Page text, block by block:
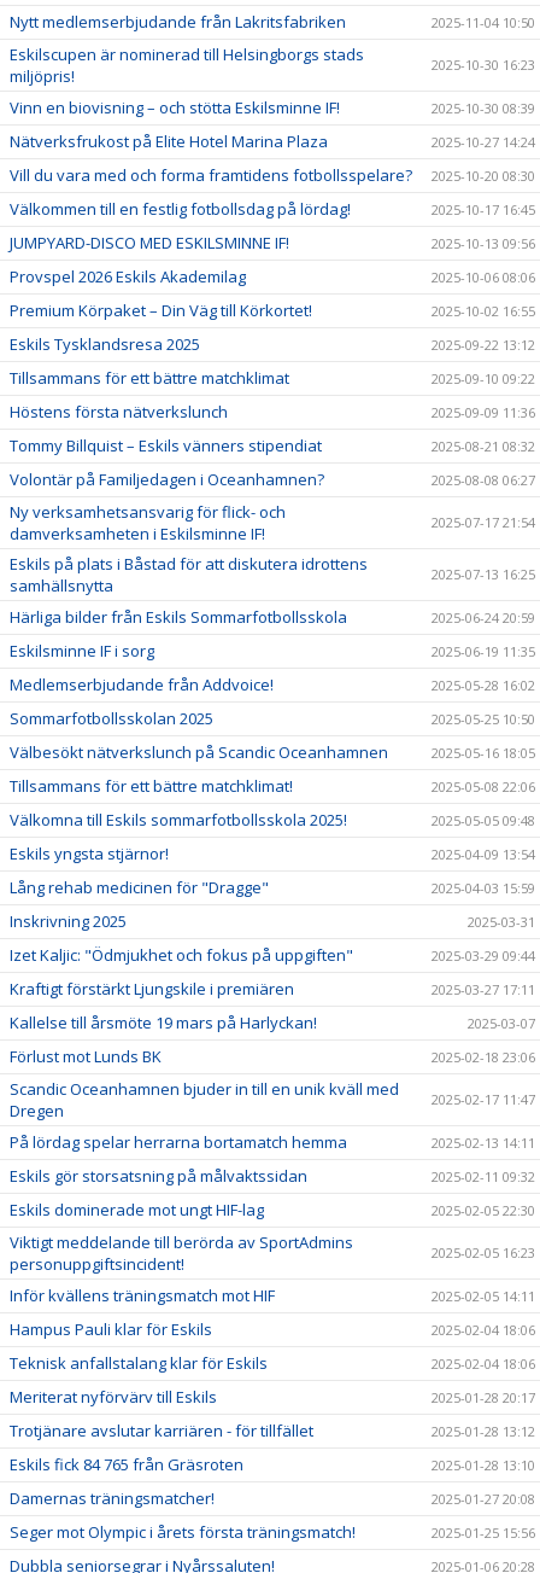
Nytt medlemserbjudande från Lakritsfabriken 2025-11-04 10:50
Eskilscupen är nominerad till Helsingborgs stads
miljöpris!
2025-10-30 16:23
Vinn en biovisning – och stötta Eskilsminne IF! 2025-10-30 08:39
Nätverksfrukost på Elite Hotel Marina Plaza 2025-10-27 14:24
Vill du vara med och forma framtidens fotbollsspelare? 2025-10-20 08:30
Välkommen till en festlig fotbollsdag på lördag! 2025-10-17 16:45
JUMPYARD-DISCO MED ESKILSMINNE IF! 2025-10-13 09:56
Provspel 2026 Eskils Akademilag 2025-10-06 08:06
Premium Körpaket – Din Väg till Körkortet! 2025-10-02 16:55
Eskils Tysklandsresa 2025 2025-09-22 13:12
Tillsammans för ett bättre matchklimat 2025-09-10 09:22
Höstens första nätverkslunch 2025-09-09 11:36
Tommy Billquist – Eskils vänners stipendiat 2025-08-21 08:32
Volontär på Familjedagen i Oceanhamnen? 2025-08-08 06:27
Ny verksamhetsansvarig för flick- och
damverksamheten i Eskilsminne IF!
2025-07-17 21:54
Eskils på plats i Båstad för att diskutera idrottens
samhällsnytta
2025-07-13 16:25
Härliga bilder från Eskils Sommarfotbollsskola 2025-06-24 20:59
Eskilsminne IF i sorg 2025-06-19 11:35
Medlemserbjudande från Addvoice! 2025-05-28 16:02
Sommarfotbollsskolan 2025 2025-05-25 10:50
Välbesökt nätverkslunch på Scandic Oceanhamnen 2025-05-16 18:05
Tillsammans för ett bättre matchklimat! 2025-05-08 22:06
Välkomna till Eskils sommarfotbollsskola 2025! 2025-05-05 09:48
Eskils yngsta stjärnor! 2025-04-09 13:54
Lång rehab medicinen för "Dragge" 2025-04-03 15:59
Inskrivning 2025 2025-03-31
Izet Kaljic: "Ödmjukhet och fokus på uppgiften" 2025-03-29 09:44
Kraftigt förstärkt Ljungskile i premiären 2025-03-27 17:11
Kallelse till årsmöte 19 mars på Harlyckan! 2025-03-07
Förlust mot Lunds BK 2025-02-18 23:06
Scandic Oceanhamnen bjuder in till en unik kväll med
Dregen
2025-02-17 11:47
På lördag spelar herrarna bortamatch hemma 2025-02-13 14:11
Eskils gör storsatsning på målvaktssidan 2025-02-11 09:32
Eskils dominerade mot ungt HIF-lag 2025-02-05 22:30
Viktigt meddelande till berörda av SportAdmins
personuppgiftsincident!
2025-02-05 16:23
Inför kvällens träningsmatch mot HIF 2025-02-05 14:11
Hampus Pauli klar för Eskils 2025-02-04 18:06
Teknisk anfallstalang klar för Eskils 2025-02-04 18:06
Meriterat nyförvärv till Eskils 2025-01-28 20:17
Trotjänare avslutar karriären - för tillfället 2025-01-28 13:12
Eskils fick 84 765 från Gräsroten 2025-01-28 13:10
Damernas träningsmatcher! 2025-01-27 20:08
Seger mot Olympic i årets första träningsmatch! 2025-01-25 15:56
Dubbla seniorsegrar i Nyårssaluten! 2025-01-06 20:28